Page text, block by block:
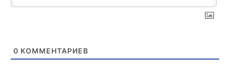
0 КОММЕНТАРИЕВ